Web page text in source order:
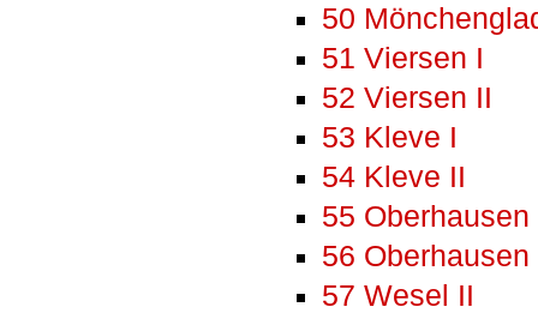
50
51 Viersen I
52 Viersen II
53 Kleve I
54 Kleve II
55 Oberhausen
56
57 Wesel II